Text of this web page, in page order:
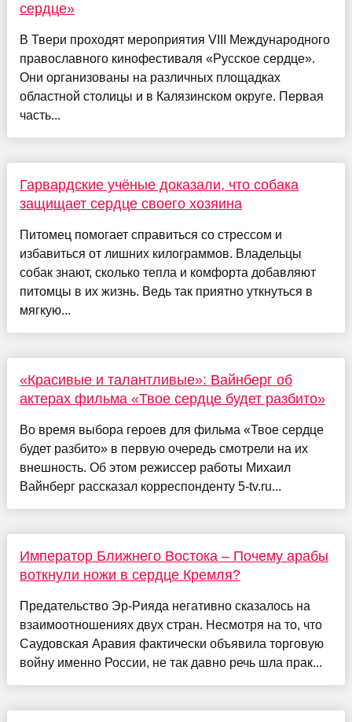
сердце»
В Твери проходят мероприятия VIII Международного
православного кинофестиваля «Русское сердце».
Они организованы на различных площадках
областной столицы и в Калязинском округе. Первая
часть...
Гарвардские учёные доказали, что собака
защищает сердце своего хозяина
Питомец помогает справиться со стрессом и
избавиться от лишних килограммов. Владельцы
собак знают, сколько тепла и комфорта добавляют
питомцы в их жизнь. Ведь так приятно уткнуться в
мягкую...
«Красивые и талантливые»: Вайнберг об
актерах фильма «Твое сердце будет разбито»
Во время выбора героев для фильма «Твое сердце
будет разбито» в первую очередь смотрели на их
внешность. Об этом режиссер работы Михаил
Вайнберг рассказал корреспонденту 5-tv.ru...
Император Ближнего Востока – Почему арабы
воткнули ножи в сердце Кремля?
Предательство Эр-Рияда негативно сказалось на
взаимоотношениях двух стран. Несмотря на то, что
Саудовская Аравия фактически объявила торговую
войну именно России, не так давно речь шла прак...